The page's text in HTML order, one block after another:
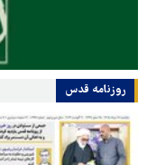
روزنامه قدس